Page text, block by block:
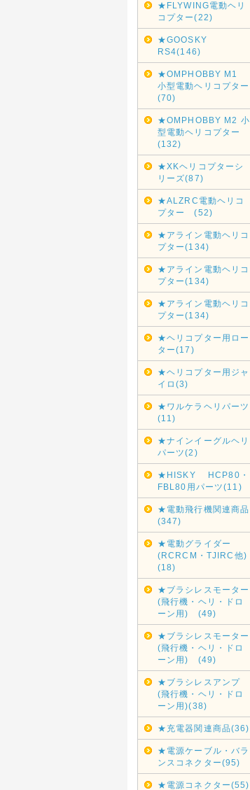
★FLYWING電動ヘリ
コプター(22)
★GOOSKY
RS4(146)
★OMPHOBBY M1
小型電動ヘリコプター
(70)
★OMPHOBBY M2 小
型電動ヘリコプター
(132)
★XKヘリコプターシ
リーズ(87)
★ALZRC電動ヘリコ
プター (52)
★アライン電動ヘリコ
プター(134)
★アライン電動ヘリコ
プター(134)
★アライン電動ヘリコ
プター(134)
★ヘリコプター用ロー
ター(17)
★ヘリコプター用ジャ
イロ(3)
★ワルケラヘリパーツ
(11)
★ナインイーグルヘリ
パーツ(2)
★HISKY HCP80・
FBL80用パーツ(11)
★電動飛行機関連商品
(347)
★電動グライダー
(RCRCM・TJIRC他)
(18)
★ブラシレスモーター
(飛行機・ヘリ・ドロ
ーン用) (49)
★ブラシレスモーター
(飛行機・ヘリ・ドロ
ーン用) (49)
★ブラシレスアンプ
(飛行機・ヘリ・ドロ
ーン用)(38)
★充電器関連商品(36)
★電源ケーブル・バラ
ンスコネクター(95)
★電源コネクター(55)